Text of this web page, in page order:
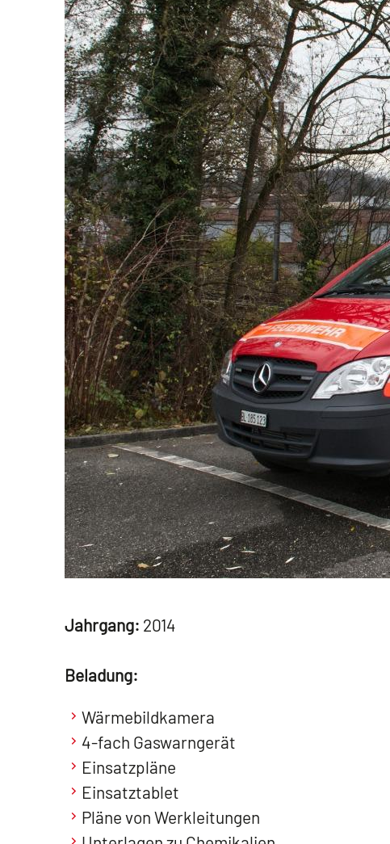
Jahrgang: 2014
Beladung:
Wärmebildkamera
4-fach Gaswarngerät
Einsatzpläne
Einsatztablet
Pläne von Werkleitungen